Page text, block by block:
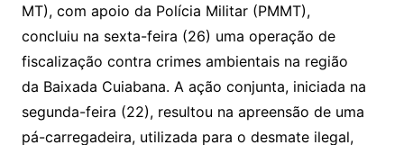
MT), com apoio da Polícia Militar (PMMT),
concluiu na sexta-feira (26) uma operação de
fiscalização contra crimes ambientais na região
da Baixada Cuiabana. A ação conjunta, iniciada na
segunda-feira (22), resultou na apreensão de uma
pá-carregadeira, utilizada para o desmate ilegal,